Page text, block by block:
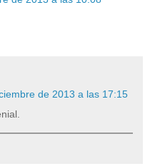
de 2013 a las 17:15